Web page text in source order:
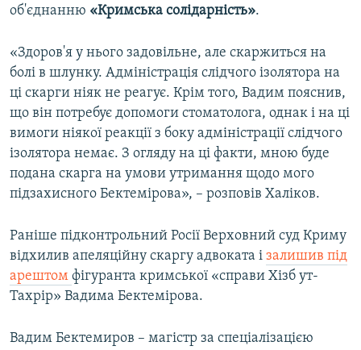
об'єднанню «Кримська солідарність».
«Здоров'я у нього задовільне, але скаржиться на
болі в шлунку. Адміністрація слідчого ізолятора на
ці скарги ніяк не реагує. Крім того, Вадим пояснив,
що він потребує допомоги стоматолога, однак і на ці
вимоги ніякої реакції з боку адміністрації слідчого
ізолятора немає. З огляду на ці факти, мною буде
подана скарга на умови утримання щодо мого
підзахисного Бектемірова», – розповів Халіков.
Раніше підконтрольний Росії Верховний суд Криму
відхилив апеляційну скаргу адвоката і залишив під
арештом фігуранта кримської «справи Хізб ут-
Тахрір» Вадима Бектемірова.
Вадим Бектемиров – магістр за спеціалізацією